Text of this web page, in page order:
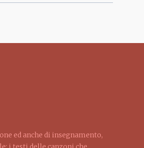
ed anche di insegnamento,